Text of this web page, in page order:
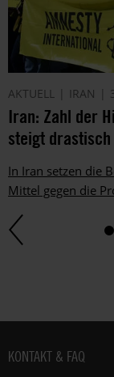
AKTUELL IRAN
Iran: Zahl der
steigt drastisch
In Iran setzen die
Mittel gegen die
Fußbereich
KONTAKT & FAQ